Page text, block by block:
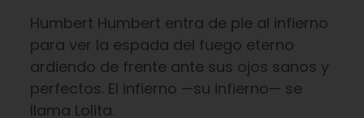
Humbert Humbert entra de pie al infierno
para ver la espada del fuego eterno
ardiendo de frente ante sus ojos sanos y
perfectos. El infierno —su infierno— se
llama Lolita.